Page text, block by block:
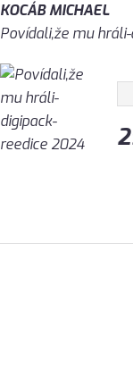
KOCÁB MICHAEL
Povídali,že mu